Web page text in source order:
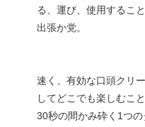
る、運び、使用するこ
出張か党。
速く、有効な口頭クリ
してどこでも楽しむこ
30秒の間かみ砕く1つ